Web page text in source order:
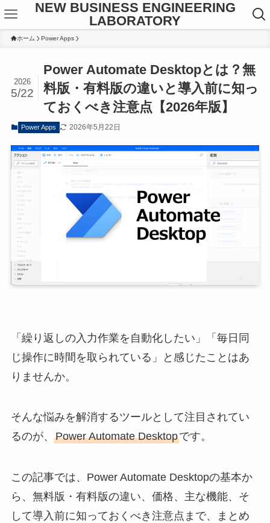
NEW BUSINESS ENGINEERING
LABORATORY
ホーム Power Apps
Power Automate Desktopとは？無
料版・有料版の違いと導入前に知っ
ておくべき注意点【2026年版】
2026
5/22
Power Apps 2026年5月22日
「繰り返しの入力作業を自動化したい」「毎日同
じ操作に時間を取られている」と感じたことはあ
りませんか。
そんな悩みを解消するツールとして注目されてい
るのが、 Power Automate Desktopです。
この記事では、Power Automate Desktopの基本か
ら、無料版・有料版の違い、価格、主な機能、そ
して導入前に知っておくべき注意点まで、まとめ